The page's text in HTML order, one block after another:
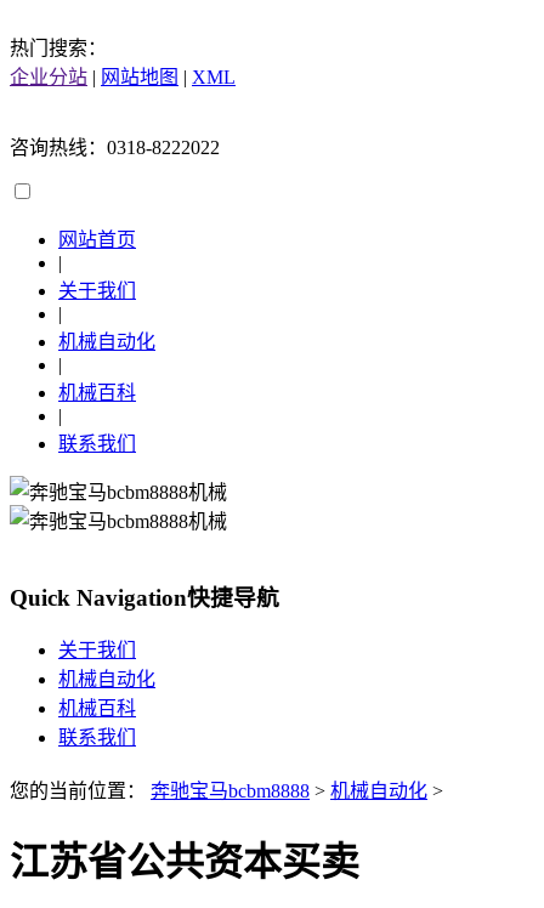
热门搜索：
企业分站 | 网站地图 | XML
咨询热线：0318-8222022
网站首页
|
关于我们
|
机械自动化
|
机械百科
|
联系我们
Quick Navigation快捷导航
关于我们
机械自动化
机械百科
联系我们
您的当前位置： 奔驰宝马bcbm8888 > 机械自动化 >
江苏省公共资本买卖